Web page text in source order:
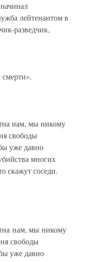
лейтенантом в
разведчик,
нам, мы никому
свободы
уже давно
многих
скажут соседи.
нам, мы никому
свободы
уже давно